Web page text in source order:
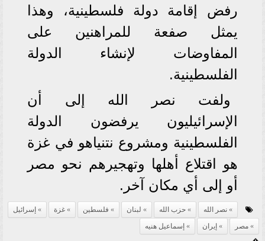
رفض إقامة دولة فلسطينية، وهذا
يمثل صفعة للمراهنين على
المفاوضات لإنشاء الدولة
الفلسطينية.
ولفت نصر الله إلى أن
الإسرائيليون يرفضون الدولة
الفلسطينية ومشروع نتنياهو في غزة
هو اقتلاع أهلها وتهجيرهم نحو مصر
أو إلى أي مكان آخر.
نصر الله حزب الله لبنان فلسطين غزة
إسرائيل
مصر
إيران إسماعيل هنيه